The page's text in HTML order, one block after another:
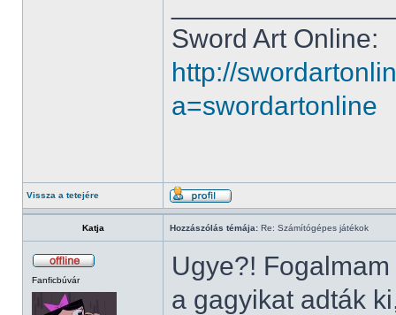
Sword Art Online:
http://
a=swordartonline
Vissza a tetejére
Katja Hozzászólás témája: Re: Számítógépes játékok
Fanficbúvár
Ugye?!
a gagyikat adták